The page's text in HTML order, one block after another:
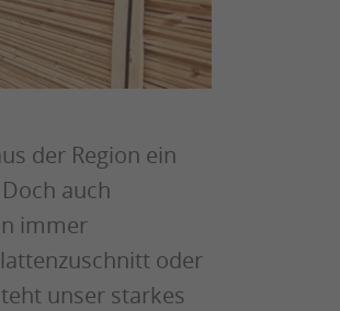
der Region ein
auch
immer
oder
unser starkes